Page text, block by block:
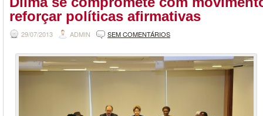
reforçar políticas afirmativas
29/07/2013 ADMIN SEM COMENTÁRIOS